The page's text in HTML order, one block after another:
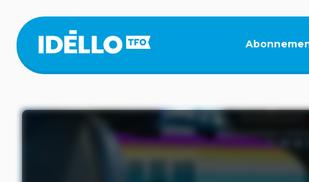
contenu
principal